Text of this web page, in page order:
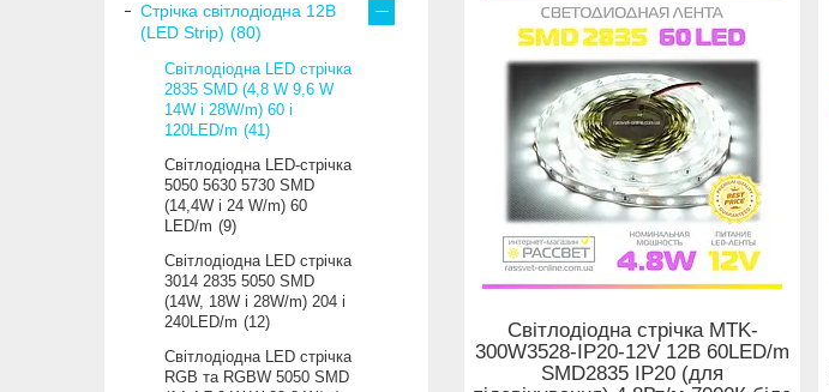
Світлодіодна стрічка MTK-
300W3528-IP20-12V 12В 60LED/m
SMD2835 IP20 (для
Стрічка світлодіодна 12В
(LED Strip)
80
Світлодіодна LED стрічка
2835 SMD (4,8 W 9,6 W
14W і 28W/m) 60 і
120LED/m
41
Світлодіодна LED-стрічка
5050 5630 5730 SMD
(14,4W і 24 W/m) 60
LED/m
9
Світлодіодна LED стрічка
3014 2835 5050 SMD
(14W, 18W і 28W/m) 204 і
240LED/m
12
Світлодіодна LED стрічка
RGB та RGBW 5050 SMD